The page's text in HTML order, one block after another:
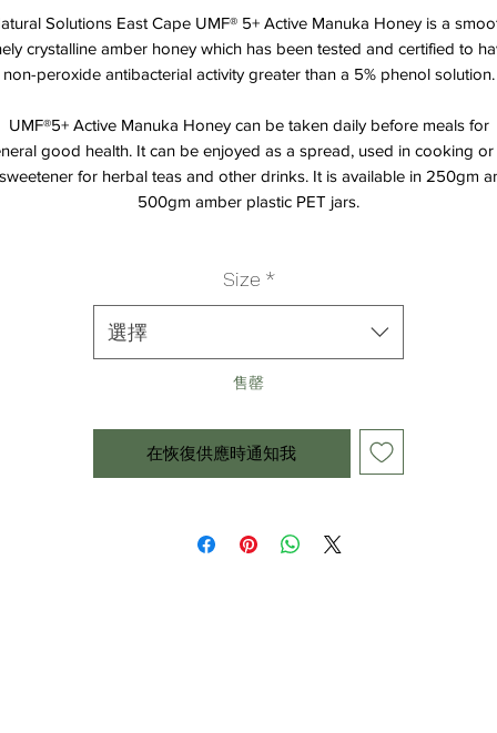
Solutions East Cape UMF® 5+ Active Manuka Honey is a
crystalline amber honey which has been tested and certified to
non-peroxide antibacterial activity greater than a 5% phenol solution.
UMF®5+ Active Manuka Honey can be taken daily before meals for
good health. It can be enjoyed as a spread, used in cooking or
for herbal teas and other drinks. It is available in 250gm
500gm amber plastic PET jars.
Size *
選擇
售罄
在恢復供應時通知我